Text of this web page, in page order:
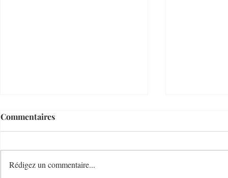
Commentaires
Rédigez un commentaire...